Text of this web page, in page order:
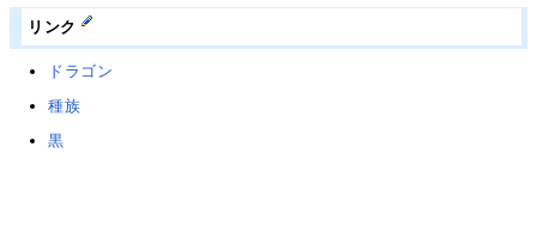
リンク
ドラゴン
種族
黒